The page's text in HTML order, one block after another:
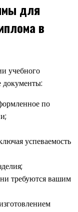
для
в
учебного
документы:
по
успеваемость
требуются вашим